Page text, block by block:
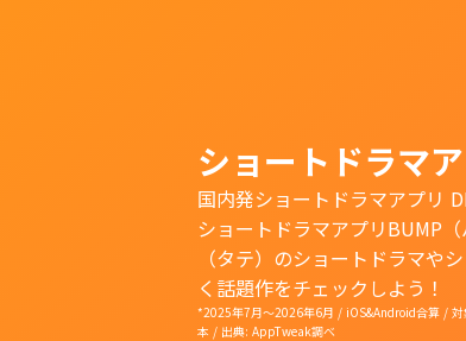
ショートドラマ
国内発ショートドラマアプリ
ショートドラマアプリBUMP
（タテ）のショートドラマや
く話題作をチェックしよう！
*2025年7月〜2026年6月 / iOS&Android合算 /
本 / 出典: AppTweak調べ